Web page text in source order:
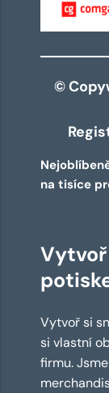
©
na tisíce
Vytvoř si
si vlastní
firmu.